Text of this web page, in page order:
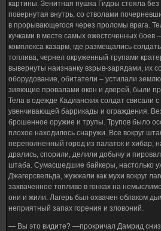
картины. Зенитная пушка Гидры стояла без
повернутая внутрь, со стволами
в прорывающегося через проломы врага.
кучками в месте самых ожесточенных боев
комплекса казарм, где размещались
топлива, чернел окруженный трупами
вывернуты наизнанку взрыв-зарядами, их
оборудование, обитатели – устилали
зияющие провалами окон и дверей, были
Тела в одежде Кадианских солдат свисали
увенчивающей баррикады и ограждения.
брошенное оружие и трупы. Трупов было
плохое находилось снаружи. Все вокруг
переполненный город из палаток и хибар,
дрались, спорили, делили добычу и
штаба. Сумасшедшие байкеры, настолько
Джагерсвельда, жужжали как мухи вокруг
захваченное топливо в гонках на
они и жили. Лагерь был охвачен облаком
неприятный запах горения и зловоний.
— Вы это видите? —прокричал Дамрид